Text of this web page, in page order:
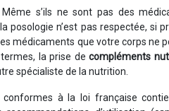
s’ils ne sont pas des
posologie n’est pas respectée, si
médicaments que votre corps ne
termes, la prise decompléments
spécialiste de la nutrition.
à la loi française